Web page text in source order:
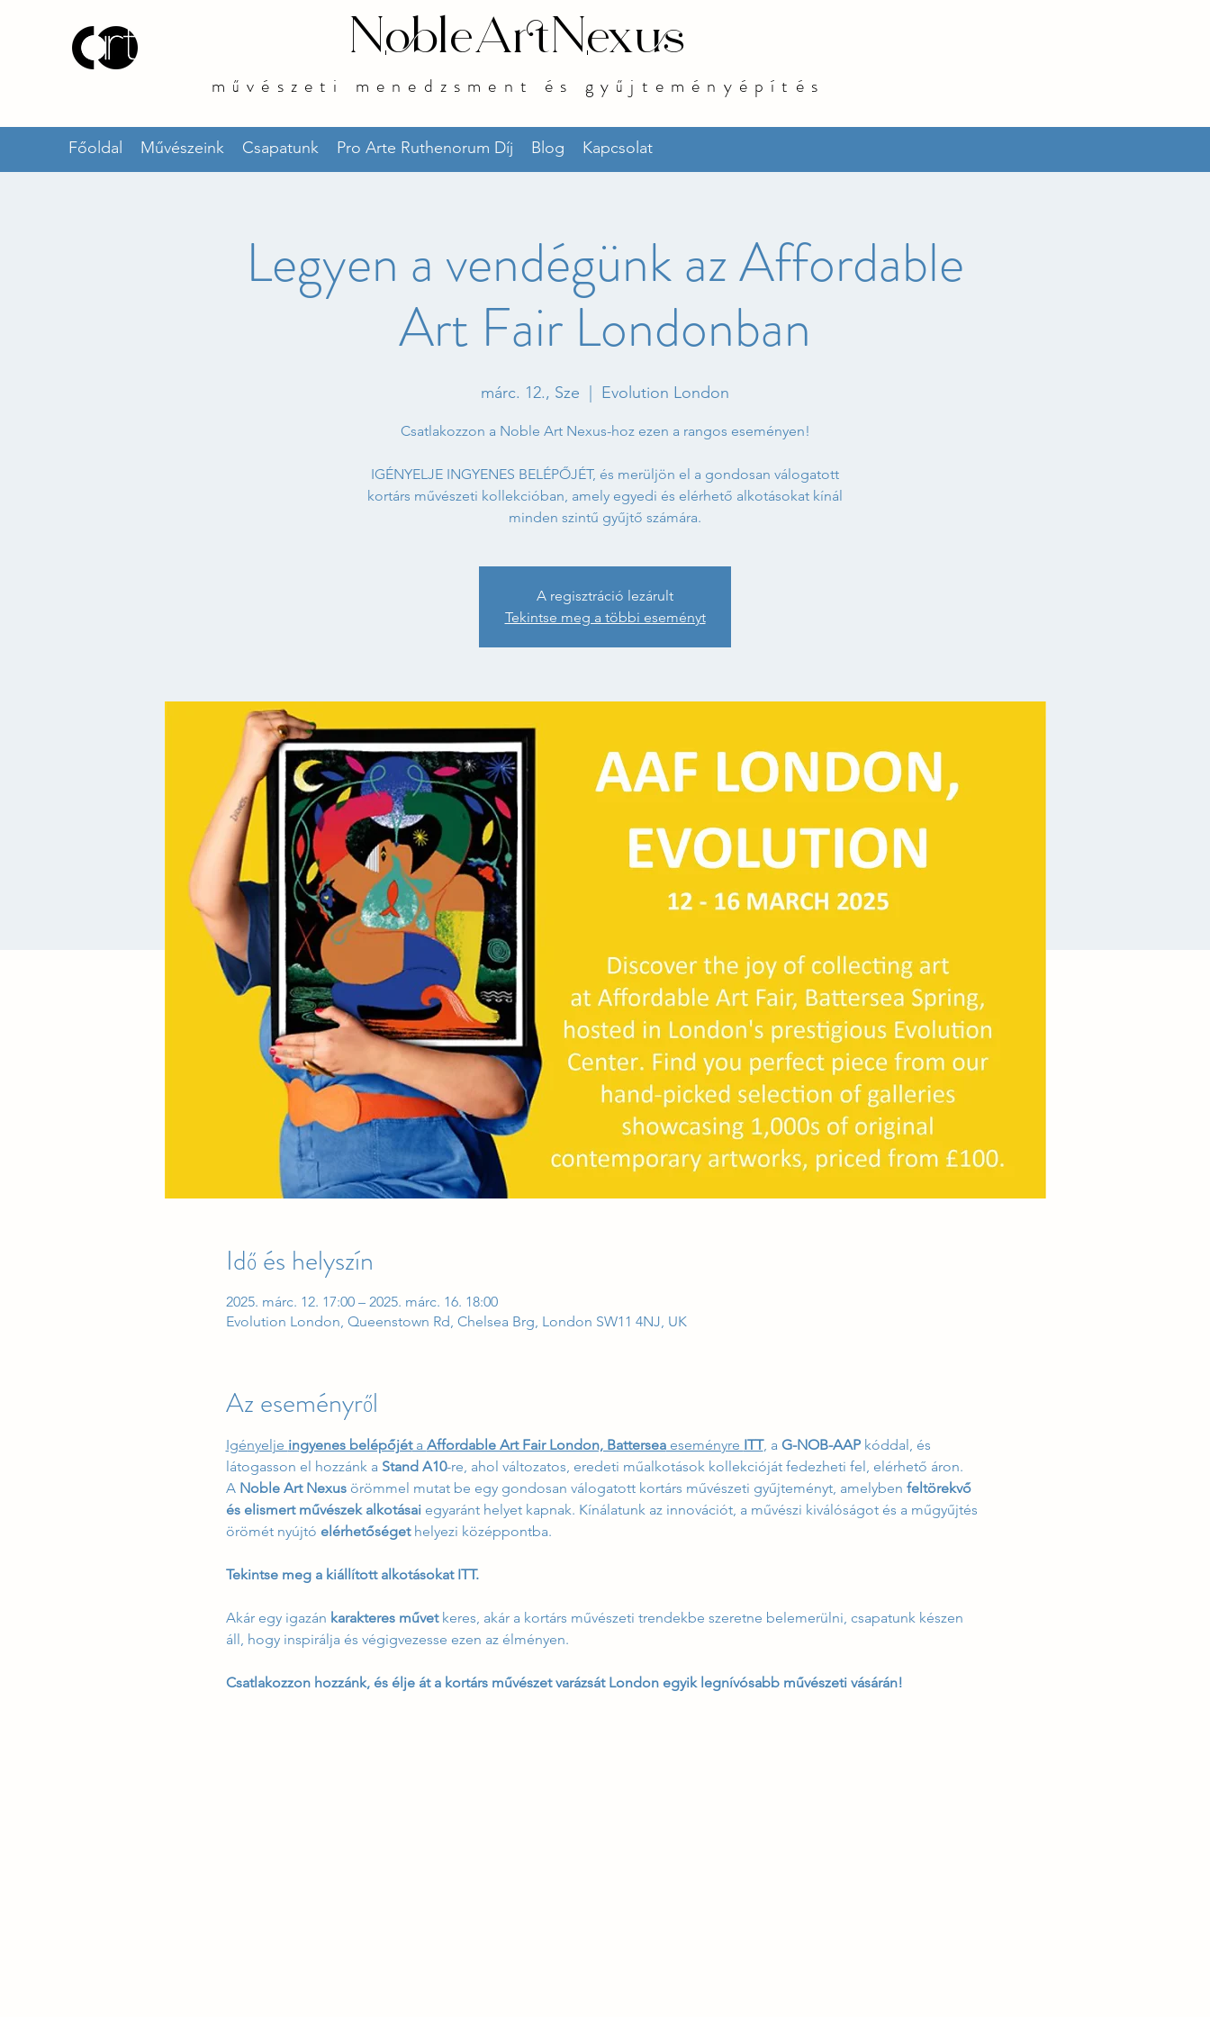
NobleArtNexus
művészeti menedzsment és gyűjteményépítés
Főoldal Művészeink Csapatunk Pro Arte Ruthenorum Díj Blog Kapcsolat
Legyen a vendégünk az Affordable
Art Fair Londonban
márc. 12., Sze Evolution London
Csatlakozzon a Noble Art Nexus-hoz ezen a rangos eseményen!
IGÉNYELJE INGYENES BELÉPŐJÉT, és merüljön el a gondosan válogatott
kortárs művészeti kollekcióban, amely egyedi és elérhető alkotásokat kínál
minden szintű gyűjtő számára.
A regisztráció lezárult
Tekintse meg a többi eseményt
Idő és helyszín
2025. márc. 12. 17:00 – 2025. márc. 16. 18:00
Evolution London, Queenstown Rd, Chelsea Brg, London SW11 4NJ, UK
Az eseményről
Igényelje ingyenes belépőjét a Affordable Art Fair London, Battersea eseményre ITT, a G-NOB-AAP kóddal, és
látogasson el hozzánk a Stand A10-re, ahol változatos, eredeti műalkotások kollekcióját fedezheti fel, elérhető áron.
A Noble Art Nexus örömmel mutat be egy gondosan válogatott kortárs művészeti gyűjteményt, amelyben feltörekvő
és elismert művészek alkotásai egyaránt helyet kapnak. Kínálatunk az innovációt, a művészi kiválóságot és a műgyűjtés
örömét nyújtó elérhetőséget helyezi középpontba.
Tekintse meg a kiállított alkotásokat ITT.
Akár egy igazán karakteres művet keres, akár a kortárs művészeti trendekbe szeretne belemerülni, csapatunk készen
áll, hogy inspirálja és végigvezesse ezen az élményen.
Csatlakozzon hozzánk, és élje át a kortárs művészet varázsát London egyik legnívósabb művészeti vásárán!